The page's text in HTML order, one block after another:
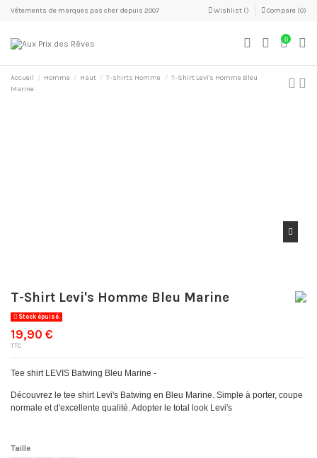
Vêtements de marques pas cher depuis 2007 Wishlist () Compare (0)
0
Accueil Homme Haut T-shirts Homme
T-Shirt Levi's Homme Bleu
Marine
T-Shirt Levi's Homme Bleu Marine
Stock épuisé.
19,90 €
TTC
Tee shirt LEVIS Batwing Bleu Marine -
Découvrez le tee shirt Levi's Batwing en Bleu Marine. Simple à porter, coupe
normale et d'excellente qualité. Adopter le total look Levi's
Taille